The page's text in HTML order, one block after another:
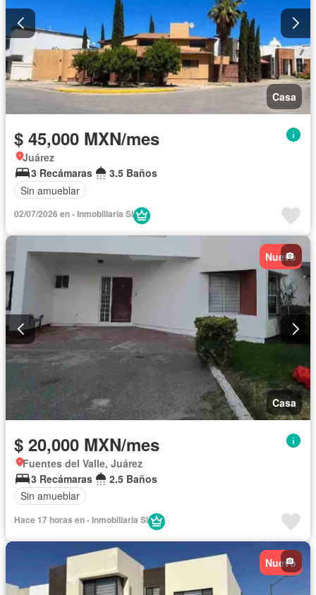
Casa
$ 45,000 MXN/mes
Juárez
3 Recámaras
3.5 Baños
Sin amueblar
02/07/2026 en - Inmobiliaria SI
Nuevo
Casa
$ 20,000 MXN/mes
Fuentes del Valle, Juárez
3 Recámaras
2.5 Baños
Sin amueblar
Hace 17 horas en - Inmobiliaria SI
Nuevo